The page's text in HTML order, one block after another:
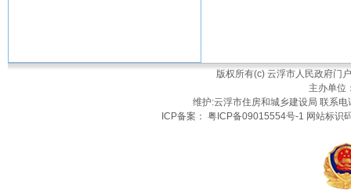
版权所有(c) 云浮市人民政府门
主办单
维护:云浮市住房和城乡建设局 联系
ICP备案： 粤ICP备09015554号-1 网站标